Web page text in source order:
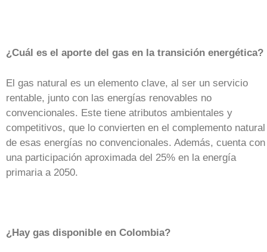
¿Cuál es el aporte del gas en la transición energética?
El gas natural es un elemento clave, al ser un servicio
rentable, junto con las energías renovables no
convencionales. Este tiene atributos ambientales y
competitivos, que lo convierten en el complemento natural
de esas energías no convencionales. Además, cuenta con
una participación aproximada del 25% en la energía
primaria a 2050.
¿Hay gas disponible en Colombia?